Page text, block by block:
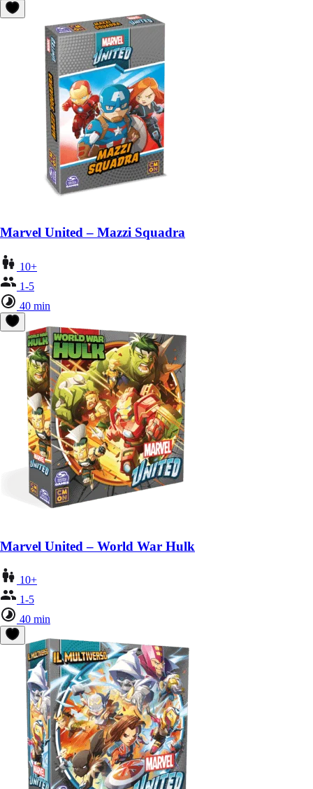
Marvel United – Mazzi Squadra
10+
1-5
40 min
Marvel United – World War Hulk
10+
1-5
40 min